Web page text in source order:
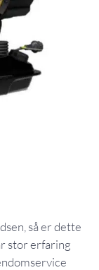
så er dette
stor erfaring